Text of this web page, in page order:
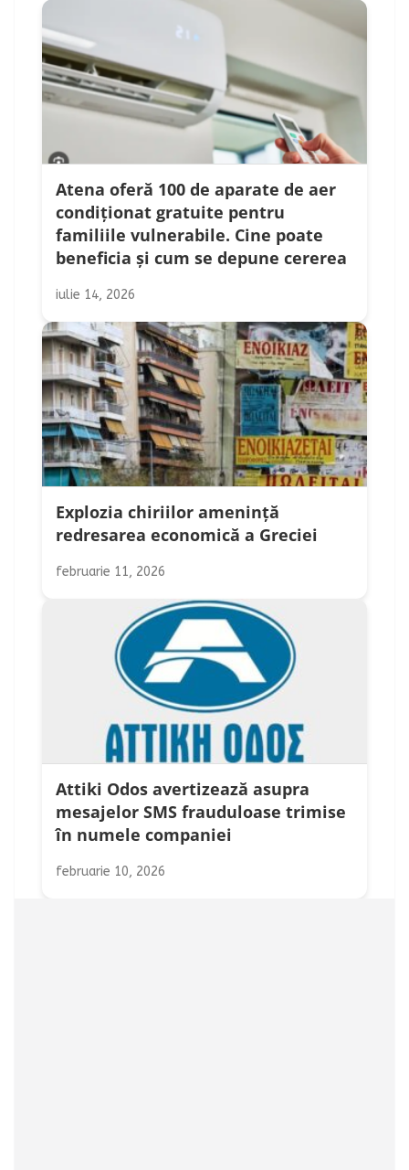
Atena oferă 100 de aparate de aer
condiționat gratuite pentru
familiile vulnerabile. Cine poate
beneficia și cum se depune cererea
iulie 14, 2026
Explozia chiriilor amenință
redresarea economică a Greciei
februarie 11, 2026
Attiki Odos avertizează asupra
mesajelor SMS frauduloase trimise
în numele companiei
februarie 10, 2026